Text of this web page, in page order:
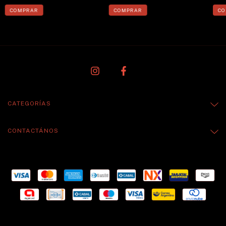
CATEGORÍAS
CONTACTÁNOS